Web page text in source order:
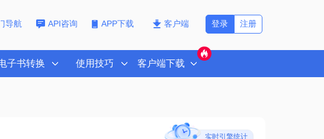
导航 API咨询 APP下载 客户端 注册
登录
子书转换 使用技巧 客户端下载
实时引擎统计